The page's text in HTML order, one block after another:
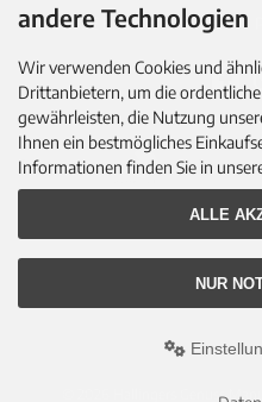
COOKIE EINSTELLUNGEN
© 2026 Hallingers Genuss
andere Technologien
Wir verwenden Cookies und
Drittanbietern, um die
gewährleisten, die Nutzung
Ihnen ein bestmögliches
Informationen finden Sie in
ALLE
NUR